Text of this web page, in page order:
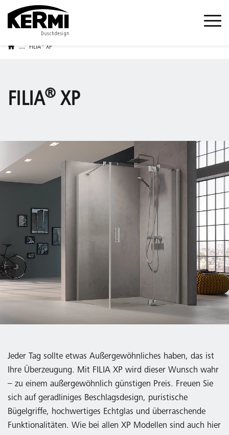
... FILIA® XP
FILIA® XP
Jeder Tag sollte etwas Außergewöhnliches haben, das ist
Ihre Überzeugung. Mit FILIA XP wird dieser Wunsch wahr
– zu einem außergewöhnlich günstigen Preis. Freuen Sie
sich auf geradliniges Beschlagsdesign, puristische
Bügelgriffe, hochwertiges Echtglas und überraschende
Funktionalitäten. Wie bei allen XP Modellen sind auch hier